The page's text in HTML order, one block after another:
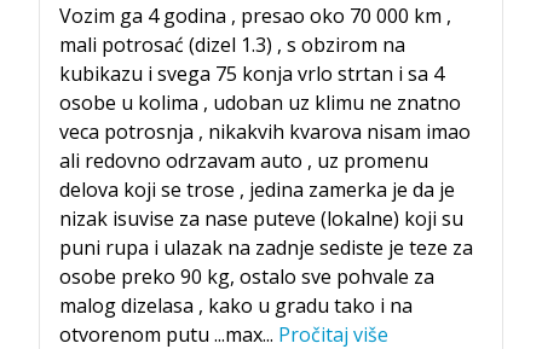
Vozim ga 4 godina , presao oko 70 000 km ,
mali potrosać (dizel 1.3) , s obzirom na
kubikazu i svega 75 konja vrlo strtan i sa 4
osobe u kolima , udoban uz klimu ne znatno
veca potrosnja , nikakvih kvarova nisam imao
ali redovno odrzavam auto , uz promenu
delova koji se trose , jedina zamerka je da je
nizak isuvise za nase puteve (lokalne) koji su
puni rupa i ulazak na zadnje sediste je teze za
osobe preko 90 kg, ostalo sve pohvale za
malog dizelasa , kako u gradu tako i na
otvorenom putu ...max... Pročitaj više